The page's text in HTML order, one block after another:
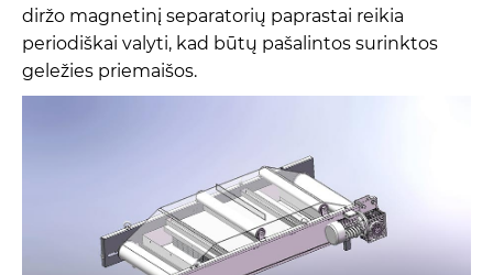
diržo magnetinį separatorių paprastai reikia
periodiškai valyti, kad būtų pašalintos surinktos
geležies priemaišos.